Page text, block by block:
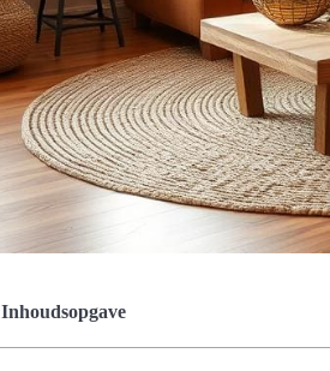
Inhoudsopgave